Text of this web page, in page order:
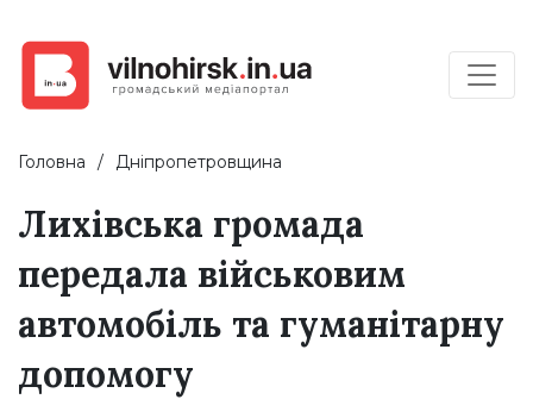
Головна Дніпропетровщина
Лихівська громада
передала військовим
автомобіль та гуманітарну
допомогу